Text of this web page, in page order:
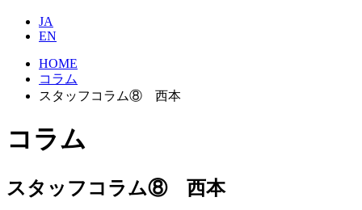
JA
EN
HOME
コラム
スタッフコラム⑧ 西本
コラム
スタッフコラム⑧ 西本